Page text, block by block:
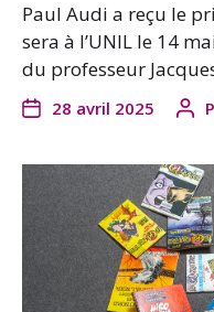
Paul Audi a reçu le
sera à l’UNIL le 14
du professeur
28 avril 2025